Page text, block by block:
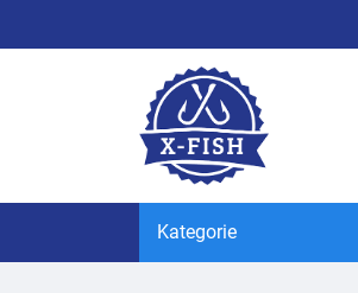
Kategorie